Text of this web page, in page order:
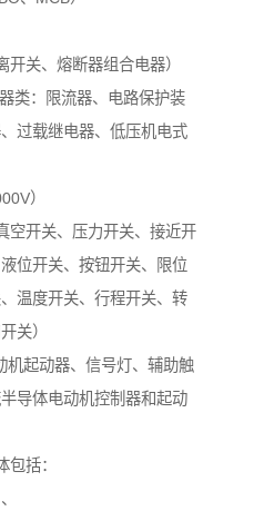
关、熔断器组合电器）
类：限流器、电路保护装
过载继电器、低压机电式
）
空开关、压力开关、接近开
位开关、按钮开关、限位
温度开关、行程开关、转
关）
机起动器、信号灯、辅助触
导体电动机控制器和起动
包括：